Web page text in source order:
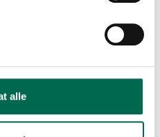
alle
6120